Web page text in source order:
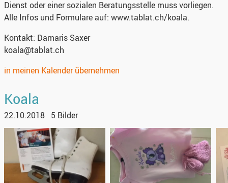
Dienst oder einer sozialen Beratungsstelle muss vorliegen.
Alle Infos und Formulare auf: www.tablat.ch/koala.
Kontakt: Damaris Saxer
koala@tablat.ch
in meinen Kalender übernehmen
Koala
22.10.2018 5 Bilder